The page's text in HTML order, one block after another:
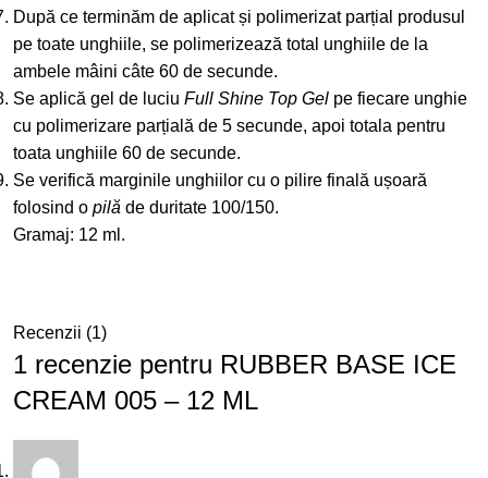
După ce terminăm de aplicat și polimerizat parțial produsul
pe toate unghiile, se polimerizează total unghiile de la
ambele mâini câte 60 de secunde.
Se aplică gel de luciu Full Shine Top Gel pe fiecare unghie
cu polimerizare parțială de 5 secunde, apoi totala pentru
toata unghiile 60 de secunde.
Se verifică marginile unghiilor cu o pilire finală ușoară
folosind o pilă de duritate 100/150.
Gramaj: 12 ml.
Recenzii (1)
1 recenzie pentru RUBBER BASE ICE
CREAM 005 – 12 ML